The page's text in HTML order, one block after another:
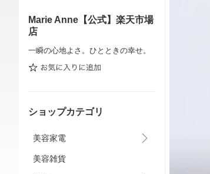
Marie Anne【公式】楽天市場
店
一瞬の心地よさ。ひとときの幸せ。
ショップカテゴリ
美容家電
美容雑貨